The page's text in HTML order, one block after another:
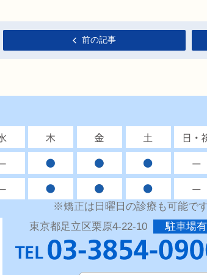
前の記事
※矯正は日曜日の診療も可能です
東京都足立区栗原4-22-10
駐車場有